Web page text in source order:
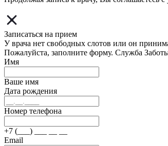
Записаться на прием
У врача нет свободных слотов или он
Пожалуйста, заполните форму. Служба
Имя
Ваше имя
Дата рождения
Номер телефона
+7 (___) ___ __ __
Email